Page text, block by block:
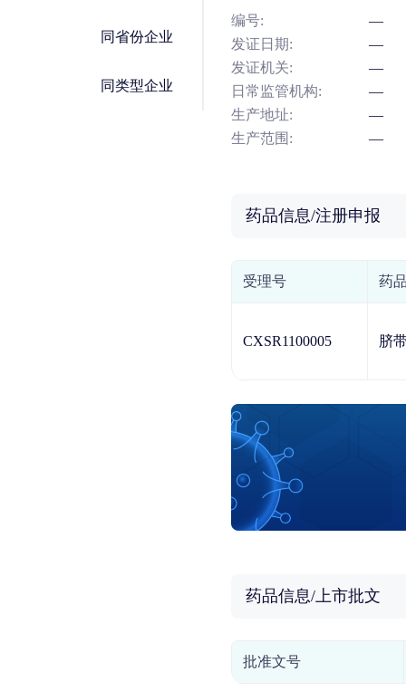
同省份企业
同类型企业
编号:
—
发证日期:
—
发证机关:
—
日常监管机构:
—
生产地址:
—
生产范围:
—
药品信息/注册申报
受理号 药
CXSR1100005 脐
药品信息/上市批文
批准文号